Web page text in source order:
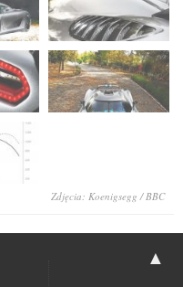
Zdjęcia: Koenigsegg / BBC
▲